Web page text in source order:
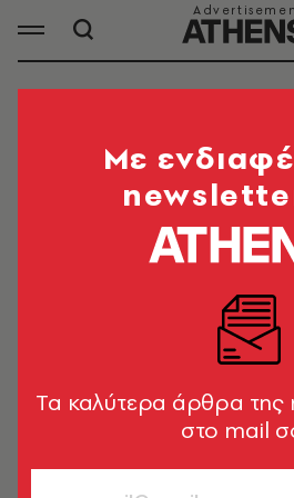
ΞΥΛΟΔΑΡΜΟΣ
ΟΛΑ ΤΑ ΑΡΘΡΑ ΤΟΥ
ΚΟΙΝΩΝΙΑ
Ιωάννινα -
χτυπήσαν με
Mε
Tα καλύτερα άρθρα της
στο mail